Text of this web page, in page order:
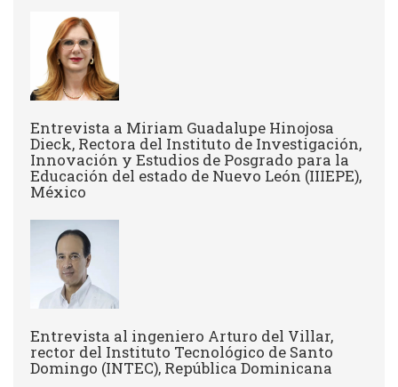
Entrevista a Miriam Guadalupe Hinojosa
Dieck, Rectora del Instituto de Investigación,
Innovación y Estudios de Posgrado para la
Educación del estado de Nuevo León (IIIEPE),
México
Entrevista al ingeniero Arturo del Villar,
rector del Instituto Tecnológico de Santo
Domingo (INTEC), República Dominicana